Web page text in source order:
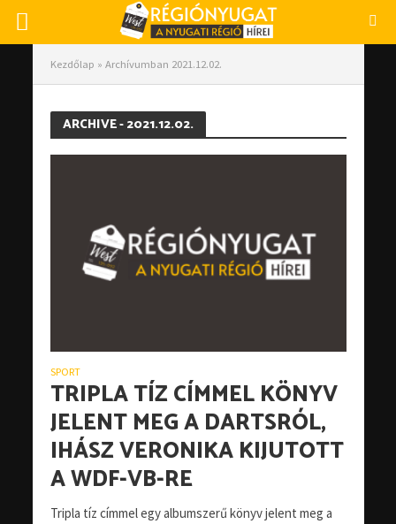
Kezdőlap » Archívumban 2021.12.02.
ARCHIVE - 2021.12.02.
SPORT
TRIPLA TÍZ CÍMMEL KÖNYV
JELENT MEG A DARTSRÓL,
IHÁSZ VERONIKA KIJUTOTT
A WDF-VB-RE
Tripla tíz címmel egy albumszerű könyv jelent meg a